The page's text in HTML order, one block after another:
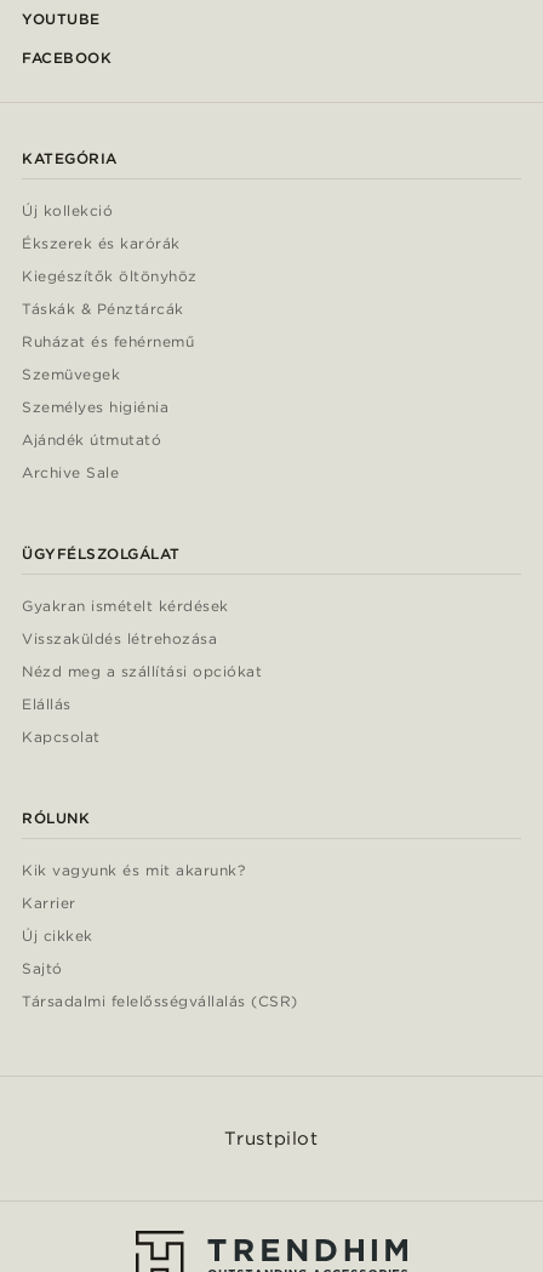
YOUTUBE
FACEBOOK
KATEGÓRIA
Új kollekció
Ékszerek és karórák
Kiegészítők öltönyhöz
Táskák & Pénztárcák
Ruházat és fehérnemű
Szemüvegek
Személyes higiénia
Ajándék útmutató
Archive Sale
ÜGYFÉLSZOLGÁLAT
Gyakran ismételt kérdések
Visszaküldés létrehozása
Nézd meg a szállítási opciókat
Elállás
Kapcsolat
RÓLUNK
Kik vagyunk és mit akarunk?
Karrier
Új cikkek
Sajtó
Társadalmi felelősségvállalás (CSR)
Trustpilot